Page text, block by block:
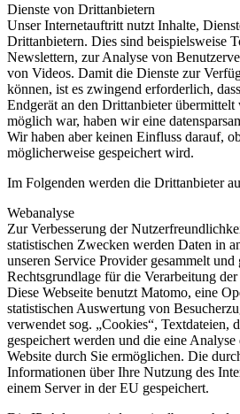
Dienste von Drittanbietern
Unser Internetauftritt nutzt Inhalte,
Drittanbietern. Dies sind beispielsweise
Newslettern, zur Analyse von
von Videos. Damit die Dienste zur
können, ist es zwingend erforderlich,
Endgerät an den Drittanbieter
möglich war, haben wir eine
Wir haben aber keinen Einfluss darauf,
möglicherweise gespeichert wird.
Im Folgenden werden die Drittanbieter
Webanalyse
Zur Verbesserung der
statistischen Zwecken werden Daten in
unseren Service Provider gesammelt und
Rechtsgrundlage für die Verarbeitung
Diese Webseite benutzt Matomo, eine
statistischen Auswertung von
verwendet sog. „Cookies“, Textdateien,
gespeichert werden und die eine
Website durch Sie ermöglichen. Die
Informationen über Ihre Nutzung des
einem Server in der EU gespeichert.